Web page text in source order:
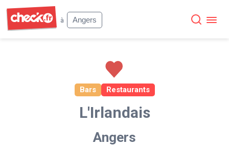
à
Angers
Bars Restaurants
L'Irlandais
Angers